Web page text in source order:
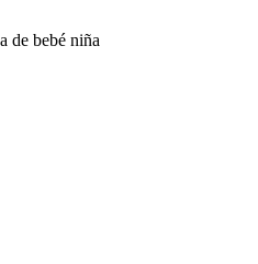
de bebé niña